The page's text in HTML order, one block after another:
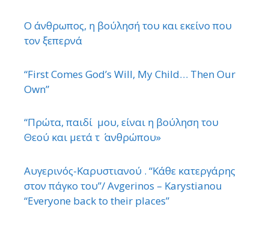
Ο άνθρωπος, η βούλησή του και εκείνο που
τον ξεπερνά
“First Comes God’s Will, My Child… Then Our
Own”
“Πρώτα, παιδί μου, είναι η βούληση του
Θεού και μετά τ ΄ ανθρώπου»
Αυγερινός-Καρυστιανού . “Κάθε κατεργάρης
στον πάγκο του”/ Avgerinos – Karystianou
“Εveryone back to their places”